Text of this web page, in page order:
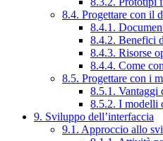
8.4. Progettare con il
8.4.1.
8.4.2. Benefici
8.4.3. Risorse
8.4.4. Come
8.5. Progettare con i
8.5.1. Vantaggi
8.5.2. I modelli
9. Sviluppo dell’interfaccia
9.1. Approccio allo